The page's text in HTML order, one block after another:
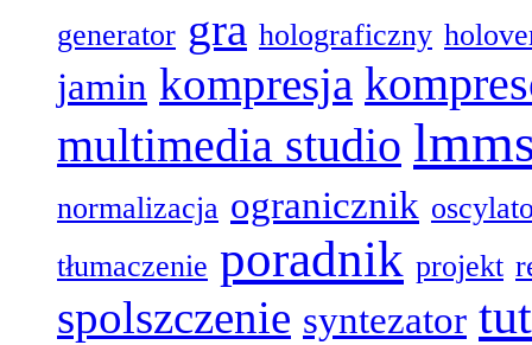
generator gra holograficzny
jamin kompresja
multimedia studio
normalizacja ogranicznik
tłumaczenie poradnik projekt
spolszczenie syntezator